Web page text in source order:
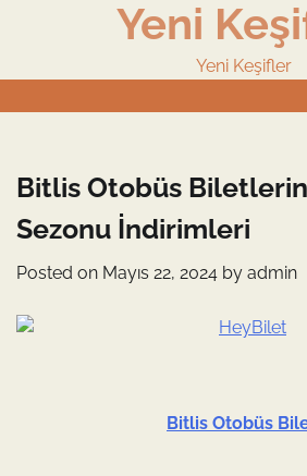
Yeni
Yeni Keşifler
Bitlis Otobüs
Sezonu İndirimleri
Posted on Mayıs 22, 2024 by admin
Bitlis Otobüs